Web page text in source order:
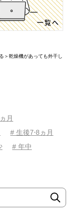
月
# 生後7⋅8ヵ月
# 年中